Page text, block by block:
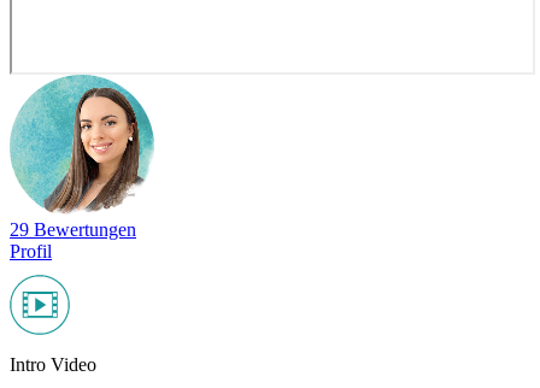
29 Bewertungen
Profil
Intro Video